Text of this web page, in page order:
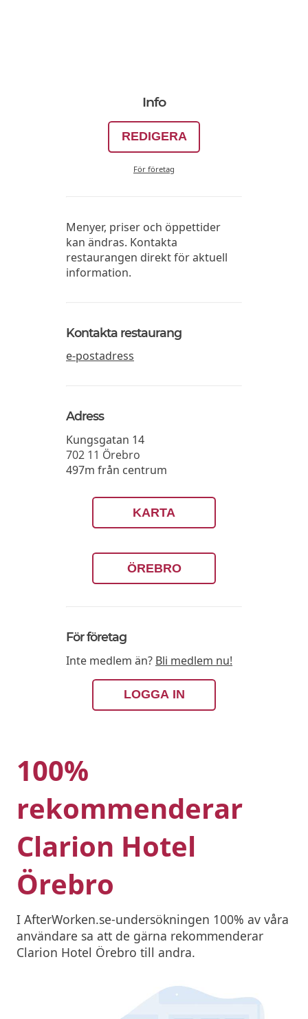
Info
REDIGERA
För företag
Menyer, priser och öppettider
kan ändras. Kontakta
restaurangen direkt för aktuell
information.
Kontakta restaurang
e-postadress
Adress
Kungsgatan 14
702 11 Örebro
497m från centrum
KARTA
ÖREBRO
För företag
Inte medlem än? Bli medlem nu!
LOGGA IN
100%
rekommenderar
Clarion Hotel
Örebro
I AfterWorken.se-undersökningen 100% av våra
användare sa att de gärna rekommenderar
Clarion Hotel Örebro till andra.